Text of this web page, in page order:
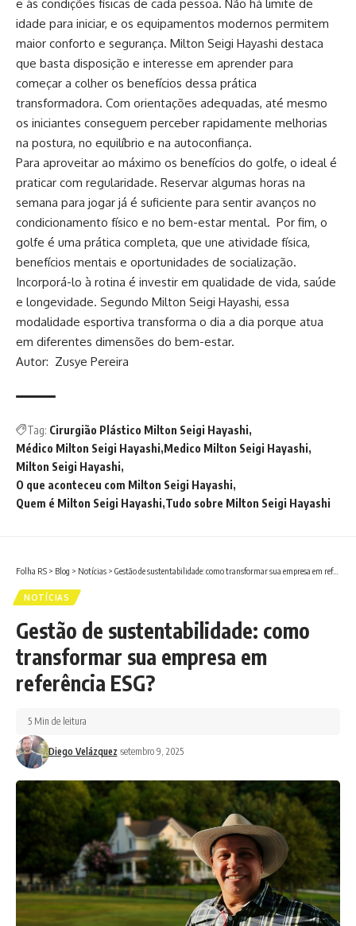
e às condições físicas de cada pessoa. Não há limite de
idade para iniciar, e os equipamentos modernos permitem
maior conforto e segurança. Milton Seigi Hayashi destaca
que basta disposição e interesse em aprender para
começar a colher os benefícios dessa prática
transformadora. Com orientações adequadas, até mesmo
os iniciantes conseguem perceber rapidamente melhorias
na postura, no equilíbrio e na autoconfiança.
Para aproveitar ao máximo os benefícios do golfe, o ideal é
praticar com regularidade. Reservar algumas horas na
semana para jogar já é suficiente para sentir avanços no
condicionamento físico e no bem-estar mental. Por fim, o
golfe é uma prática completa, que une atividade física,
benefícios mentais e oportunidades de socialização.
Incorporá-lo à rotina é investir em qualidade de vida, saúde
e longevidade. Segundo Milton Seigi Hayashi, essa
modalidade esportiva transforma o dia a dia porque atua
em diferentes dimensões do bem-estar.
Autor: Zusye Pereira
Tag: Cirurgião Plástico Milton Seigi Hayashi
Médico Milton Seigi Hayashi Medico Milton Seigi Hayashi
Milton Seigi Hayashi
O que aconteceu com Milton Seigi Hayashi
Quem é Milton Seigi Hayashi Tudo sobre Milton Seigi Hayashi
Folha RS > Blog > Notícias > Gestão de sustentabilidade: como transformar sua empresa em referência ESG?
NOTÍCIAS
Gestão de sustentabilidade: como
transformar sua empresa em
referência ESG?
Diego Velázquez setembro 9, 2025
5 Min de leitura